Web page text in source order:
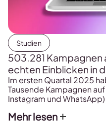
Studien
503.281
echten Einblicken in
Im ersten Quartal 2025
Tausende Kampagnen
Instagram und
zusammenzustellen. Das
Mehr lesen